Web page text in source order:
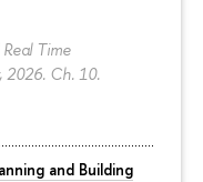
Time
2026. Ch. 10.
and Building